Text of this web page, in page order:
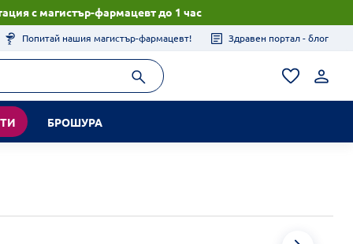
с магистър-фармацевт до 1 час
Попитай нашия магистър-фармацевт! Здравен портал - блог
БРОШУРА